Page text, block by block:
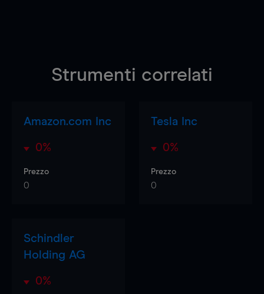
Strumenti correlati
Amazon.com Inc
0%
Prezzo
0
Tesla Inc
0%
Prezzo
0
Schindler
Holding AG
0%